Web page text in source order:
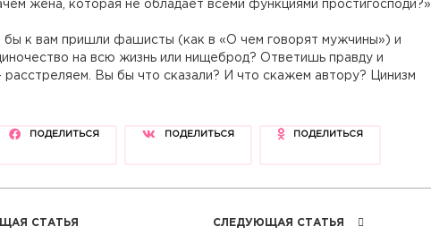
жена, которая не обладает всеми функциями простигосподи?»
бы к вам пришли фашисты (как в «О чем говорят мужчины») и
на всю жизнь или нищеброд? Ответишь правду и
Вы бы что сказали? И что скажем автору? Цинизм
ПОДЕЛИТЬСЯ ПОДЕЛИТЬСЯ ПОДЕЛИТЬСЯ
СТАТЬЯ СЛЕДУЮЩАЯ СТАТЬЯ